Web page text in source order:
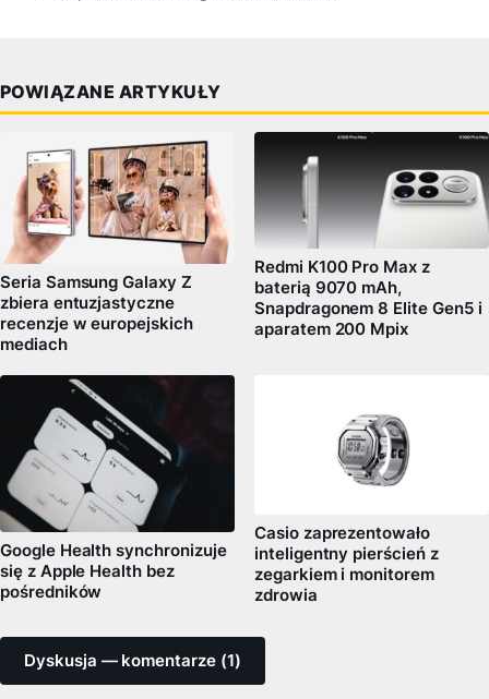
POWIĄZANE ARTYKUŁY
Seria Samsung Galaxy Z
zbiera entuzjastyczne
recenzje w europejskich
mediach
Redmi K100 Pro Max z
baterią 9070 mAh,
Snapdragonem 8 Elite Gen5 i
aparatem 200 Mpix
Google Health synchronizuje
się z Apple Health bez
pośredników
Casio zaprezentowało
inteligentny pierścień z
zegarkiem i monitorem
zdrowia
Dyskusja — komentarze (1)